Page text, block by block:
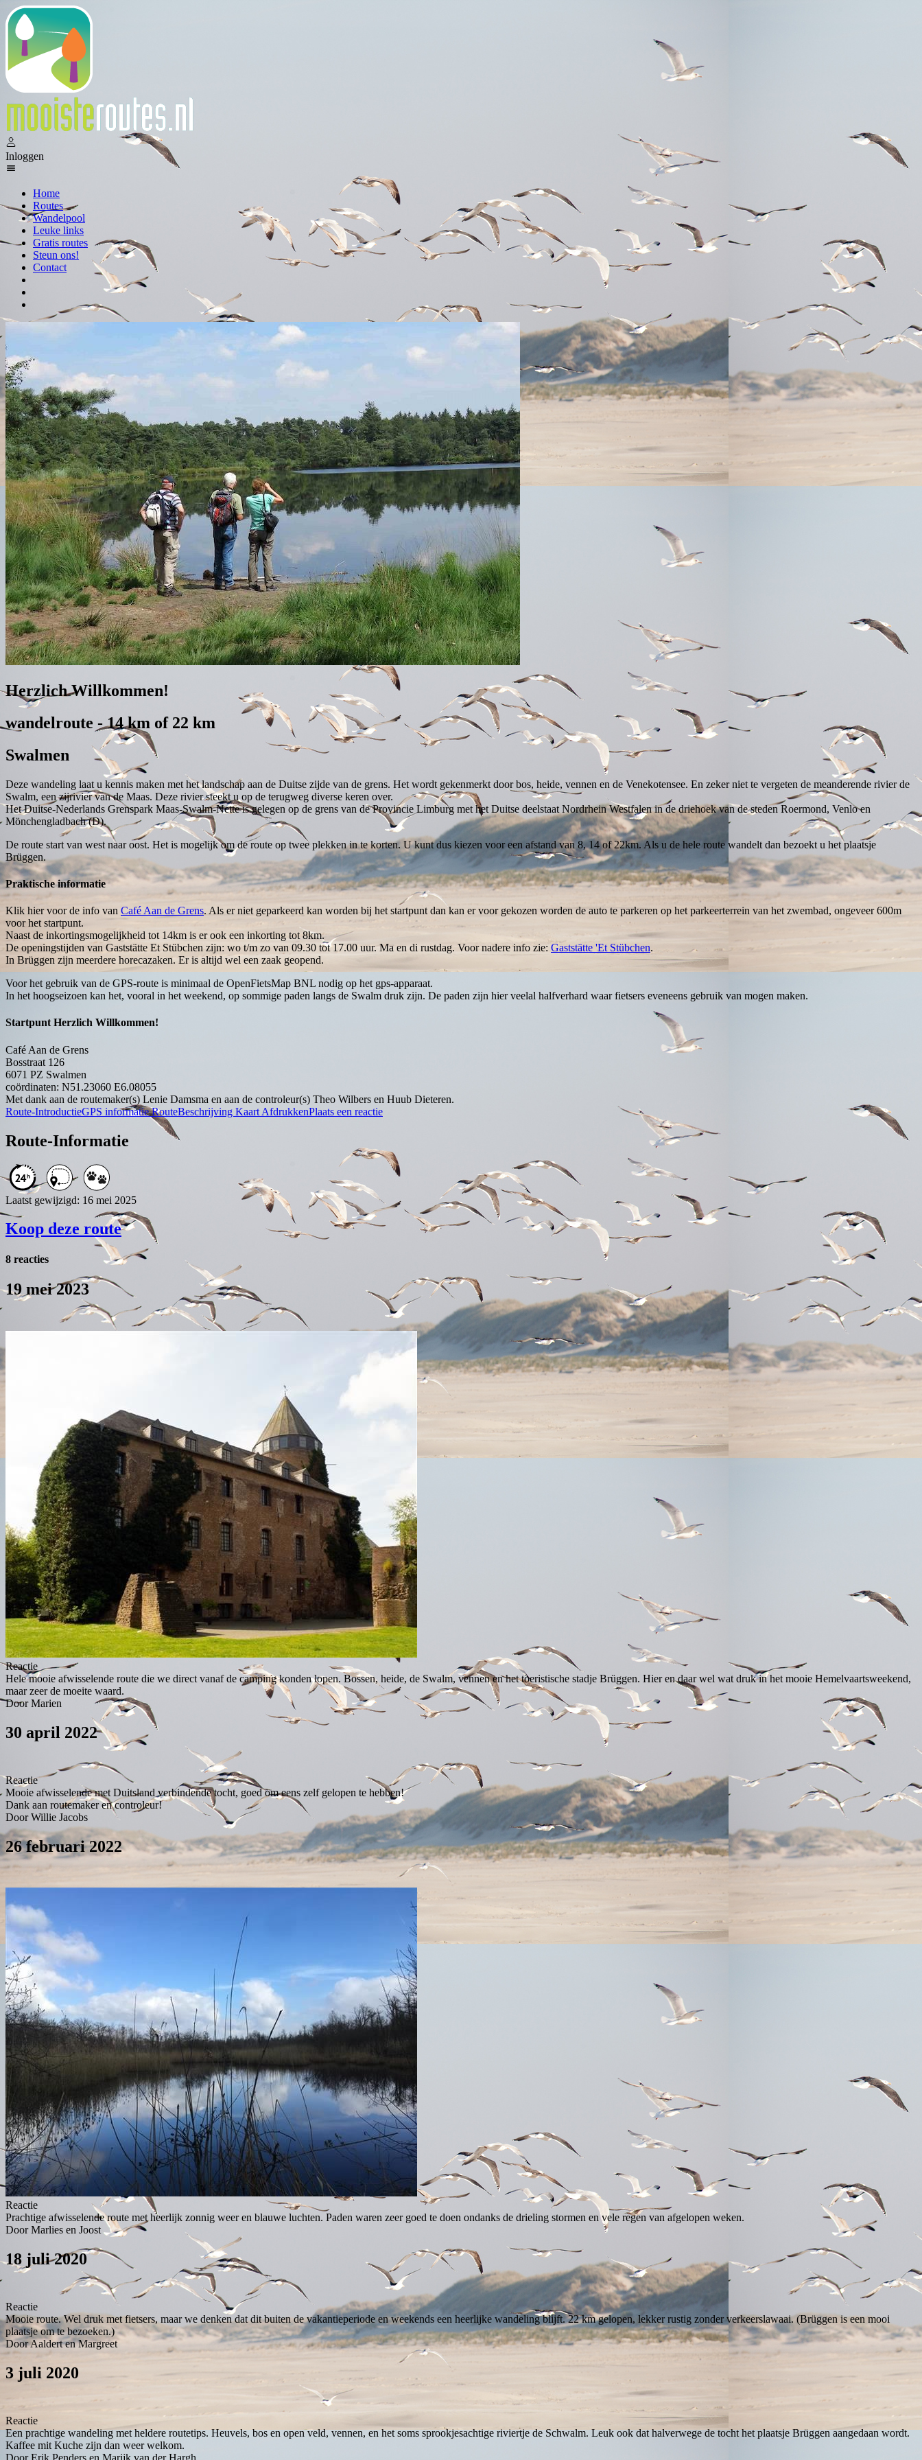
Inloggen
Home
Routes
Wandelpool
Leuke links
Gratis routes
Steun ons!
Contact
Herzlich Willkommen!
wandelroute - 14 km of 22 km
Swalmen
Deze wandeling laat u kennis maken met het landschap aan de Duitse zijde van de grens. Het wordt gekenmerkt door bos, heide, vennen en de Venekotensee. En zeker niet te vergeten de meanderende rivier de
Swalm, een zijrivier van de Maas. Deze rivier steekt u op de terugweg diverse keren over.
Het Duitse-Nederlands Grenspark Maas-Swalm-Nette is gelegen op de grens van de Provincie Limburg met het Duitse deelstaat Nordrhein Westfalen in de driehoek van de steden Roermond, Venlo en
Mönchengladbach (D).
De route start van west naar oost. Het is mogelijk om de route op twee plekken in te korten. U kunt dus kiezen voor een afstand van 8, 14 of 22km. Als u de hele route wandelt dan bezoekt u het plaatsje
Brüggen.
Praktische informatie
Klik hier voor de info van Café Aan de Grens. Als er niet geparkeerd kan worden bij het startpunt dan kan er voor gekozen worden de auto te parkeren op het parkeerterrein van het zwembad, ongeveer 600m
voor het startpunt.
Naast de inkortingsmogelijkheid tot 14km is er ook een inkorting tot 8km.
De openingstijden van Gaststätte Et Stübchen zijn: wo t/m zo van 09.30 tot 17.00 uur. Ma en di rustdag. Voor nadere info zie: Gaststätte 'Et Stübchen.
In Brüggen zijn meerdere horecazaken. Er is altijd wel een zaak geopend.
Voor het gebruik van de GPS-route is minimaal de OpenFietsMap BNL nodig op het gps-apparaat.
In het hoogseizoen kan het, vooral in het weekend, op sommige paden langs de Swalm druk zijn. De paden zijn hier veelal halfverhard waar fietsers eveneens gebruik van mogen maken.
Startpunt Herzlich Willkommen!
Café Aan de Grens
Bosstraat 126
6071 PZ Swalmen
coördinaten: N51.23060 E6.08055
Met dank aan de routemaker(s) Lenie Damsma en aan de controleur(s) Theo Wilbers en Huub Dieteren.
Route-IntroductieGPS informatieRouteBeschrijving Kaart AfdrukkenPlaats een reactie
Route-Informatie
Laatst gewijzigd: 16 mei 2025
Koop deze route
8 reacties
19 mei 2023
Reactie
Hele mooie afwisselende route die we direct vanaf de camping konden lopen. Bossen, heide, de Swalm, vennen en het toeristische stadje Brüggen. Hier en daar wel wat druk in het mooie Hemelvaartsweekend,
maar zeer de moeite waard.
Door Marien
30 april 2022
Reactie
Mooie afwisselende met Duitsland verbindende tocht, goed om eens zelf gelopen te hebben!
Dank aan routemaker en controleur!
Door Willie Jacobs
26 februari 2022
Reactie
Prachtige afwisselende route met heerlijk zonnig weer en blauwe luchten. Paden waren zeer goed te doen ondanks de drieling stormen en vele regen van afgelopen weken.
Door Marlies en Joost
18 juli 2020
Reactie
Mooie route. Wel druk met fietsers, maar we denken dat dit buiten de vakantieperiode en weekends een heerlijke wandeling blijft. 22 km gelopen, lekker rustig zonder verkeerslawaai. (Brüggen is een mooi
plaatsje om te bezoeken.)
Door Aaldert en Margreet
3 juli 2020
Reactie
Een prachtige wandeling met heldere routetips. Heuvels, bos en open veld, vennen, en het soms sprookjesachtige riviertje de Schwalm. Leuk ook dat halverwege de tocht het plaatsje Brüggen aangedaan wordt.
Kaffee mit Kuche zijn dan weer welkom.
Door Erik Penders en Marijk van der Hargh